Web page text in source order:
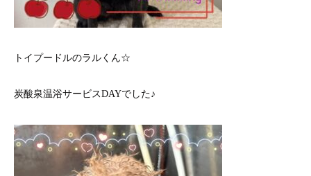
トイプードルのラルくん☆
炭酸泉温浴サービスDAYでした♪